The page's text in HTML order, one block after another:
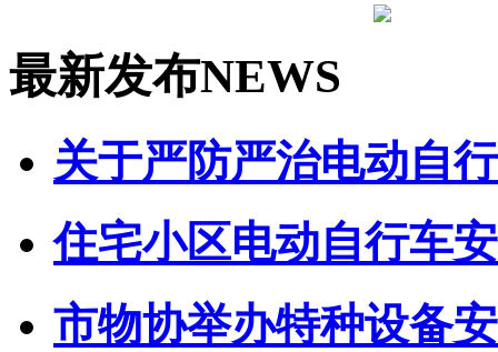
最新发布NEWS
关于严防严治电动自
住宅小区电动自行车
市物协举办特种设备